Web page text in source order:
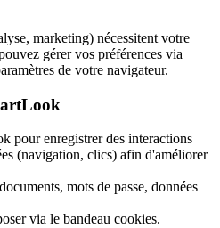
marketing) nécessitent votre
gérer vos préférences via
de votre navigateur.
pour enregistrer des interactions
(navigation, clics) afin d'améliorer
mots de passe, données
via le bandeau cookies.